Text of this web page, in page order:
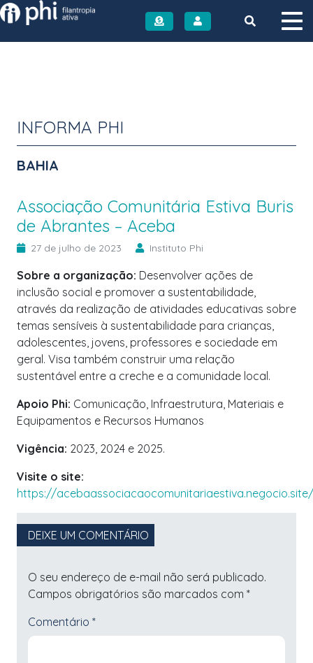
Instituto PHI
INFORMA PHI
BAHIA
Associação Comunitária Estiva Buris
de Abrantes – Aceba
27 de julho de 2023 Instituto Phi
Sobre a organização: Desenvolver ações de
inclusão social e promover a sustentabilidade,
através da realização de atividades educativas sobre
temas sensíveis à sustentabilidade para crianças,
adolescentes, jovens, professores e sociedade em
geral. Visa também construir uma relação
sustentável entre a creche e a comunidade local.
Apoio Phi: Comunicação, Infraestrutura, Materiais e
Equipamentos e Recursos Humanos
Vigência: 2023, 2024 e 2025.
Visite o site:
https://acebaassociacaocomunitariaestiva.negocio.site/
DEIXE UM COMENTÁRIO
O seu endereço de e-mail não será publicado.
Campos obrigatórios são marcados com *
Comentário *